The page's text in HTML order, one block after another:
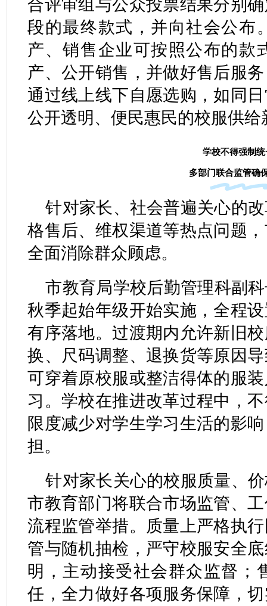
合评审组与公众投票结果分别
段的最终款式，并向社会公布
产、销售企业可按照公布的款
产、公开销售，并做好售后服
通过线上线下自愿选购，如同
公开透明、便民惠民的校服供给
学校不得强制
多部门联合监管确
针对家长、社会普遍关心的
格售后、维权渠道等热点问题
全面消除群众顾虑。
市教育局学校后勤管理科副
秋季起始年级开始实施，全程
有序落地。过渡期内允许新旧
换、尺码调整、退换货等原因
可穿着原校服或整洁得体的服
习。学校在推进改革过程中，
限度减少对学生学习生活的影
担。
针对家长关心的校服质量、
市教育部门将联合市场监管、
流程监管举措。质量上严格执
管与随机抽检，严守校服安全
明，主动接受社会群众监督；
任，全力做好各项服务保障，